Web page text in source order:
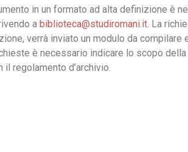
in un formato ad alta definizione è
a biblioteca@studiromani.it. La
verrà inviato un modulo da compilare
è necessario indicare lo scopo
il regolamento d’archivio.